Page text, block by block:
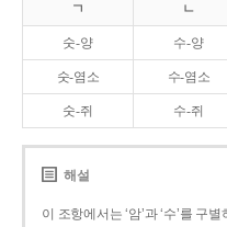
ㄱ ㄴ
숫-양 수-양
숫-염소 수-염소
숫-쥐 수-쥐
해설
이 조항에서는 ‘암’과 ‘수’를 구